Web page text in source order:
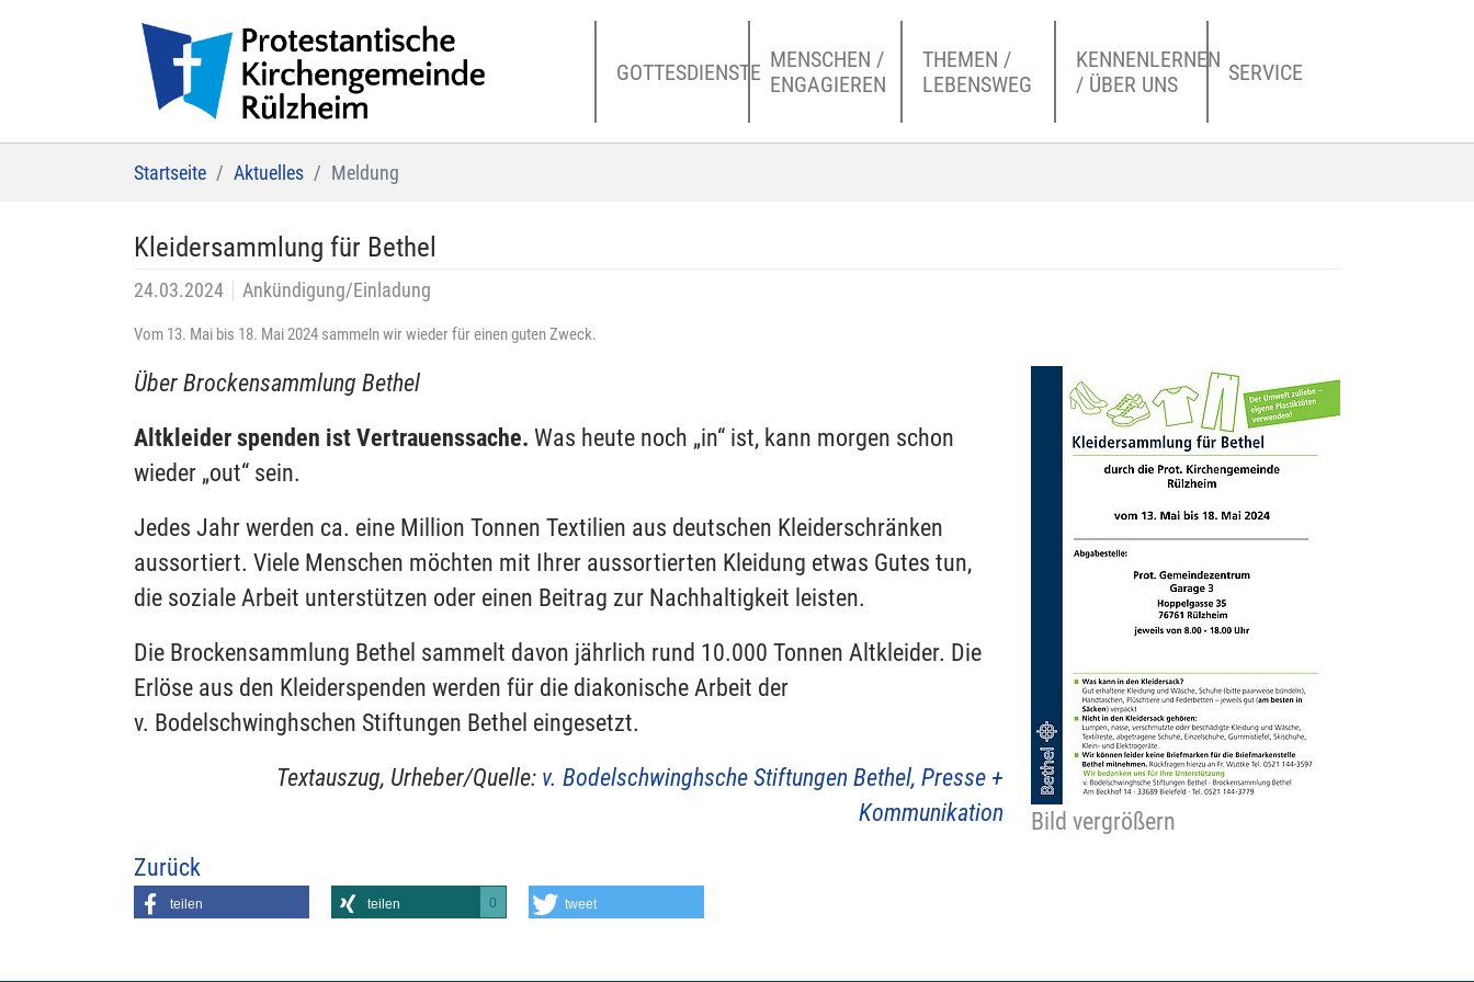
GOTTESDIENSTE MENSCHEN /
ENGAGIEREN
THEMEN /
LEBENSWEG
KENNENLERNEN
/ ÜBER UNS
SERVICE
Startseite Aktuelles Meldung
Kleidersammlung für Bethel
24.03.2024 Ankündigung/Einladung
Vom 13. Mai bis 18. Mai 2024 sammeln wir wieder für einen guten Zweck.
Bild vergrößern
Über Brockensammlung Bethel
Altkleider spenden ist Vertrauenssache. Was heute noch „in“ ist, kann morgen schon
wieder „out“ sein.
Jedes Jahr werden ca. eine Million Tonnen Textilien aus deutschen Kleiderschränken
aussortiert. Viele Menschen möchten mit Ihrer aussortierten Kleidung etwas Gutes tun,
die soziale Arbeit unterstützen oder einen Beitrag zur Nachhaltigkeit leisten.
Die Brockensammlung Bethel sammelt davon jährlich rund 10.000 Tonnen Altkleider. Die
Erlöse aus den Kleiderspenden werden für die diakonische Arbeit der
v. Bodelschwinghschen Stiftungen Bethel eingesetzt.
Textauszug, Urheber/Quelle: v. Bodelschwinghsche Stiftungen Bethel, Presse +
Kommunikation
Zurück
teilen teilen 0 tweet